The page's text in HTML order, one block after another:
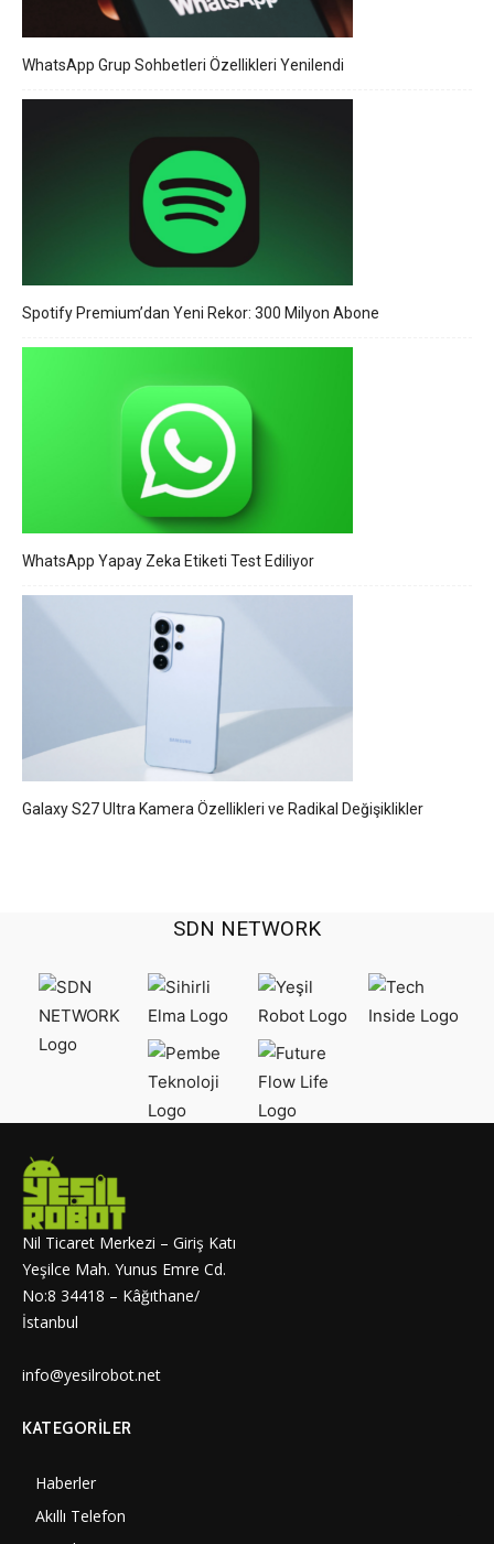
WhatsApp Grup Sohbetleri Özellikleri Yenilendi
Spotify Premium’dan Yeni Rekor: 300 Milyon Abone
WhatsApp Yapay Zeka Etiketi Test Ediliyor
Galaxy S27 Ultra Kamera Özellikleri ve Radikal Değişiklikler
SDN NETWORK
Nil Ticaret Merkezi – Giriş Katı
Yeşilce Mah. Yunus Emre Cd.
No:8 34418 – Kâğıthane/
İstanbul
info@yesilrobot.net
KATEGORILER
Haberler
Akıllı Telefon